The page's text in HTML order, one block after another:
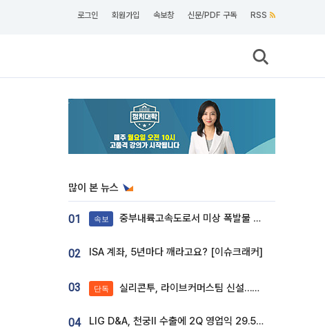
로그인 회원가입 속보창 신문/PDF 구독 RSS
많이 본 뉴스
01 속보 중부내륙고속도로서 미상 폭발물 발견
02 ISA 계좌, 5년마다 깨라고요? [이슈크래커]
03 단독 실리콘투, 라이브커머스팀 신설…K뷰티 ‘글로벌 판매망’ 확대[K뷰티 라방戰]
04 LIG D&A, 천궁Ⅱ 수출에 2Q 영업익 29.5%↑…수주잔고 24.6조 [종합]